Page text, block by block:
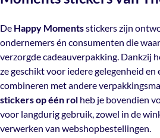
ondernemers én consumenten die
een verzorgde cadeauverpakking.
ontwerp zijn ze geschikt voor iedere
eenvoudig te combineren met andere
verpakkingsmaterialen. Met250
je bovendien voldoende voorraad
gebruik, zowel in de winkel als bij het
webshopbestellingen.
De Happy Momentsstickers zijn
ondernemers én consumenten die
verzorgde cadeauverpakking. Dankzij
ze geschikt voor iedere gelegenheid en
combineren met andere
stickers op één rol heb je bovendien
voor langdurig gebruik, zowel in de
verwerken van webshopbestellingen.